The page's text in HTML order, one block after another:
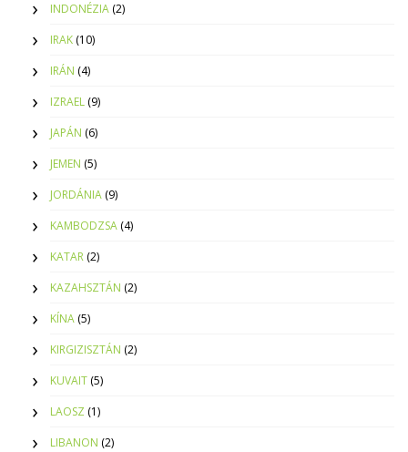
INDONÉZIA (2)
IRAK (10)
IRÁN (4)
IZRAEL (9)
JAPÁN (6)
JEMEN (5)
JORDÁNIA (9)
KAMBODZSA (4)
KATAR (2)
KAZAHSZTÁN (2)
KÍNA (5)
KIRGIZISZTÁN (2)
KUVAIT (5)
LAOSZ (1)
LIBANON (2)